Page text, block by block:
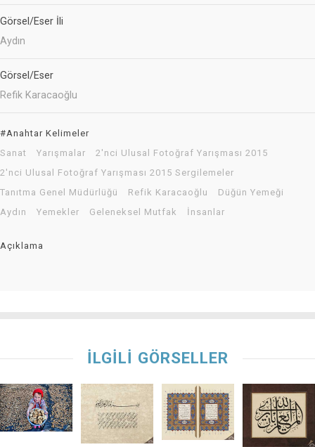
Görsel/Eser İli
Aydın
Görsel/Eser
Refik Karacaoğlu
#Anahtar Kelimeler
Sanat
Yarışmalar
2'nci Ulusal Fotoğraf Yarışması 2015
2'nci Ulusal Fotoğraf Yarışması 2015 Sergilemeler
Tanıtma Genel Müdürlüğü
Refik Karacaoğlu
Düğün Yemeği
Aydın
Yemekler Geleneksel Mutfak İnsanlar
Açıklama
İLGİLİ GÖRSELLER